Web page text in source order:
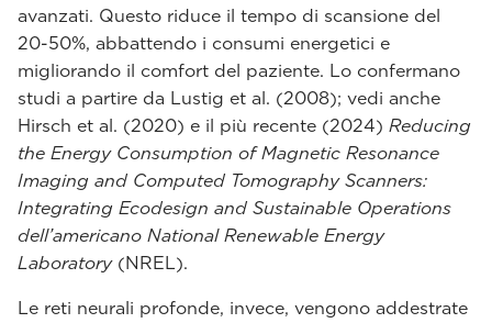
avanzati. Questo riduce il tempo di scansione del
20-50%, abbattendo i consumi energetici e
migliorando il comfort del paziente. Lo confermano
studi a partire da Lustig et al. (2008); vedi anche
Hirsch et al. (2020) e il più recente (2024) Reducing
the Energy Consumption of Magnetic Resonance
Imaging and Computed Tomography Scanners:
Integrating Ecodesign and Sustainable Operations
dell’americano National Renewable Energy
Laboratory(NREL).
Le reti neurali profonde, invece, vengono addestrate